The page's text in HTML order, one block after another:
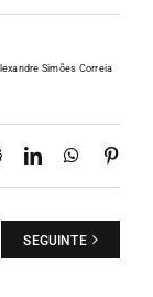
Simões Correia
RedditLinkedIn
SEGUINTE